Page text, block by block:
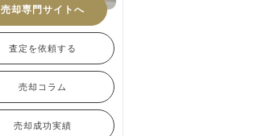
売却専門サイトへ
査定を依頼する
売却コラム
売却成功実績